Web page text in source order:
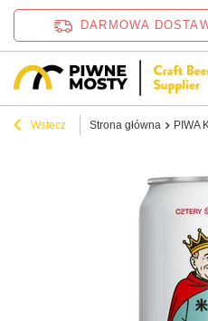
DARMOWA
Wstecz Strona główna PIWA